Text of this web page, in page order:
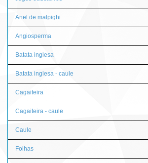
Anel de malpighi
Angiosperma
Batata inglesa
Batata inglesa - caule
Cagaiteira
Cagaiteira - caule
Caule
Folhas